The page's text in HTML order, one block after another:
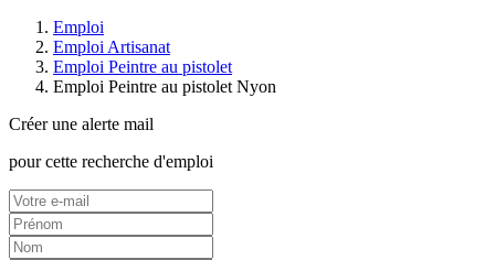
Emploi
Emploi Artisanat
Emploi Peintre au pistolet
Emploi Peintre au pistolet Nyon
Créer une alerte mail
pour cette recherche d'emploi